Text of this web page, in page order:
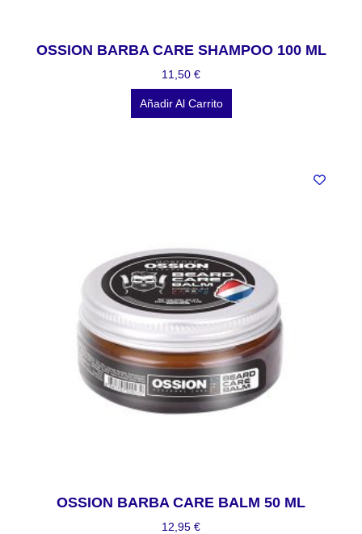
OSSION BARBA CARE SHAMPOO 100 ML
11,50 €
Añadir Al Carrito
OSSION BARBA CARE BALM 50 ML
12,95 €